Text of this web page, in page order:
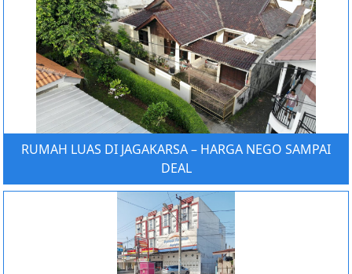
RUMAH LUAS DI JAGAKARSA – HARGA NEGO SAMPAI
DEAL